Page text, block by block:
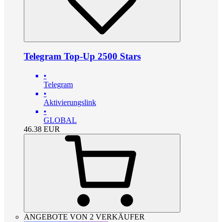
Telegram Top-Up 2500 Stars
•
Telegram
•
Aktivierungslink
•
GLOBAL
46.38 EUR
ANGEBOTE VON 2 VERKÄUFER